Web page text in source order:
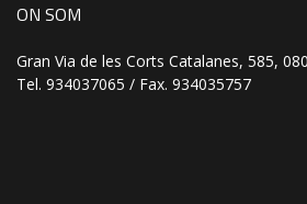
ON SOM
Gran Via de les Corts Catalanes, 585,
Tel. 934037065 / Fax. 934035757